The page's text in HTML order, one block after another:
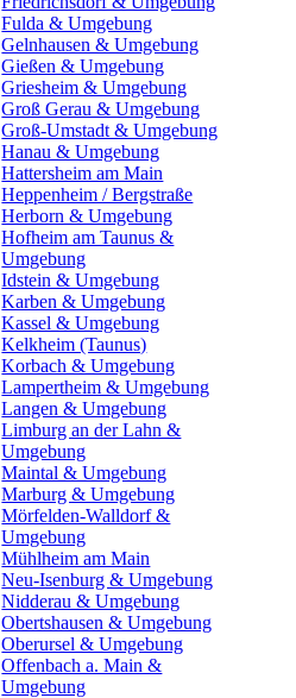
Fulda & Umgebung
Gelnhausen & Umgebung
Gießen & Umgebung
Griesheim & Umgebung
Groß Gerau & Umgebung
Groß-Umstadt & Umgebung
Hanau & Umgebung
Hattersheim am Main
Heppenheim / Bergstraße
Herborn & Umgebung
Hofheim am Taunus &
Umgebung
Idstein & Umgebung
Karben & Umgebung
Kassel & Umgebung
Kelkheim (Taunus)
Korbach & Umgebung
Lampertheim & Umgebung
Langen & Umgebung
Limburg an der Lahn &
Umgebung
Maintal & Umgebung
Marburg & Umgebung
Mörfelden-Walldorf &
Umgebung
Mühlheim am Main
Neu-Isenburg & Umgebung
Nidderau & Umgebung
Obertshausen & Umgebung
Oberursel & Umgebung
Offenbach a. Main &
Umgebung